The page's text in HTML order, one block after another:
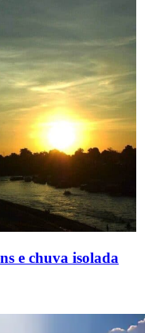
e chuva isolada